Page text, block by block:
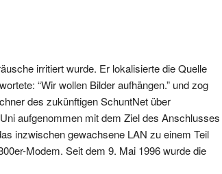
irritiert wurde. Er lokalisierte die Quelle
“Wir wollen Bilder aufhängen.” und zog
des zukünftigen SchuntNet über
aufgenommen mit dem Ziel des Anschlusses
inzwischen gewachsene LAN zu einem Teil
Modem. Seit dem 9. Mai 1996 wurde die